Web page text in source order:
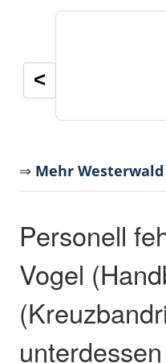
<
⇒ Mehr
Personell
Vogel